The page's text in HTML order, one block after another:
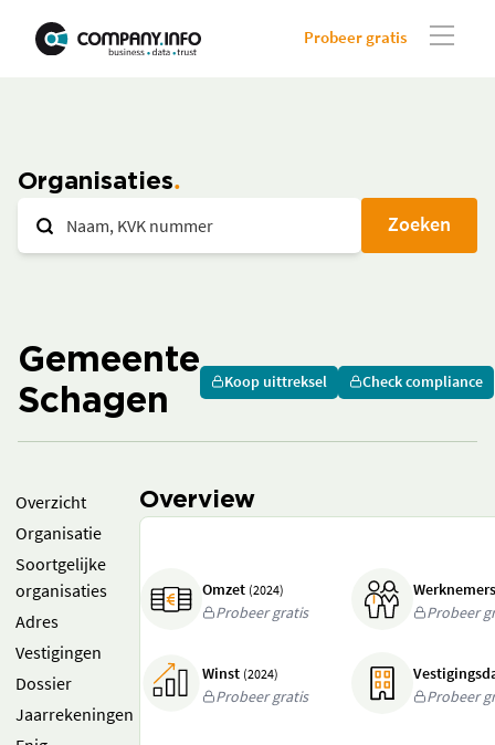
Probeer gratis
Organisaties
Zoeken
Gemeente
Schagen
Koop uittreksel Check compliance
Overzicht
Organisatie
Soortgelijke
organisaties
Adres
Vestigingen
Dossier
Jaarrekeningen
Overview
Omzet (2024)
Probeer gratis
Probeer
Winst (2024)
Probeer gratis
Probeer